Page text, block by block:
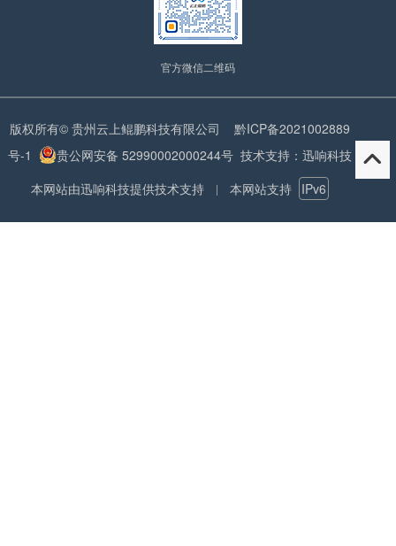
官方微信二维码
版权所有© 贵州云上鲲鹏科技有限公司 黔ICP备2021002889
号-1
贵公网安备 52990002000244号技术支持：迅响科技
本网站由迅响科技提供技术支持 本网站支持 IPv6